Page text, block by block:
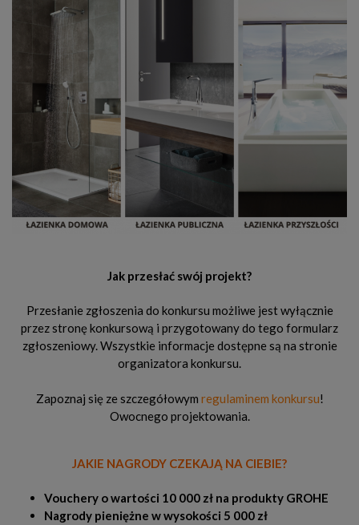
Jak przesłać swój projekt?
Przesłanie zgłoszenia do konkursu możliwe jest wyłącznie
przez stronę konkursową i przygotowany do tego formularz
zgłoszeniowy. Wszystkie informacje dostępne są na stronie
organizatora konkursu.
Zapoznaj się ze szczegółowym regulaminem konkursu!
Owocnego projektowania.
JAKIE NAGRODY CZEKAJĄ NA CIEBIE?
Vouchery o wartości 10 000 zł na produkty GROHE
Nagrody pieniężne w wysokości 5 000 zł